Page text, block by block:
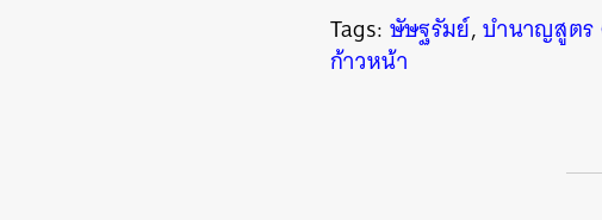
Tags: ษัษฐรัมย์,บำนาญสูตร
ก้าวหน้า